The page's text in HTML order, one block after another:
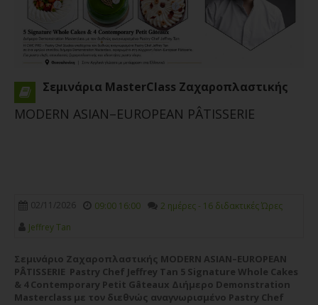
Σεμινάρια MasterClass Ζαχαροπλαστικής
MODERN ASIAN–EUROPEAN PÂTISSERIE
02/11/2026 09:00 16:00
2 ημέρες - 16 διδακτικές Ώρες
Jeffrey Tan
Σεμινάριο Ζαχαροπλαστικής MODERN ASIAN–EUROPEAN
PÂTISSERIE Pastry Chef Jeffrey Tan 5 Signature Whole Cakes
& 4 Contemporary Petit Gâteaux Διήμερο Demonstration
Masterclass με τον διεθνώς αναγνωρισμένο Pastry Chef